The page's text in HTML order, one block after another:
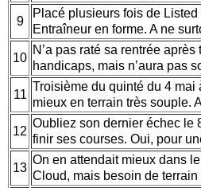
9
Placé plusieurs fois de
Entraîneur en forme. A ne
10
N’a pas raté sa rentrée
handicaps, mais n’aura pas
11
Troisième du quinté du 4 mai
mieux en terrain très souple.
12
Oubliez son dernier échec le
finir ses courses. Oui, pour
13
On en attendait mieux dans
Cloud, mais besoin de terrain